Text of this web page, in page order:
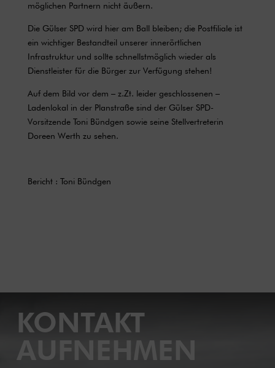
möglichen Partnern nicht äußern.
Die Gülser SPD wird hier am Ball bleiben; die Postfiliale ist
ein wichtiger Bestandteil unserer innerörtlichen
Infrastruktur und sollte schnellstmöglich wieder als
Dienstleister für die Bürger zur Verfügung stehen!
Auf dem Bild vor dem – z.Zt. leider geschlossenen –
Ladenlokal in der Planstraße sind der Gülser SPD-
Vorsitzende Toni Bündgen sowie seine Stellvertreterin
Doreen Werth zu sehen.
Bericht : Toni Bündgen
KONTAKT
AUFNEHMEN